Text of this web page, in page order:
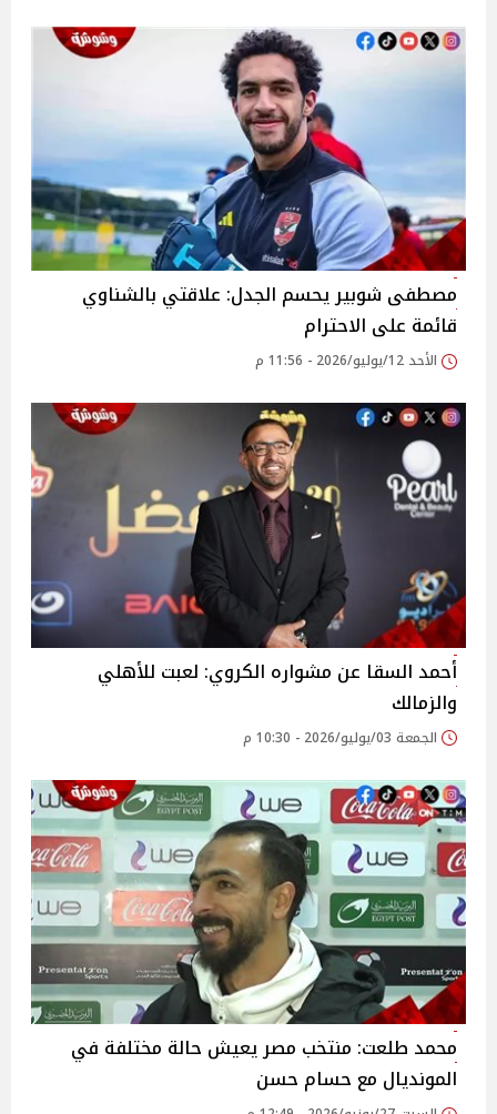
مصطفى شوبير يحسم الجدل: علاقتي بالشناوي
قائمة على الاحترام
الأحد 12/يوليو/2026 - 11:56 م
أحمد السقا عن مشواره الكروي: لعبت للأهلي
والزمالك
الجمعة 03/يوليو/2026 - 10:30 م
محمد طلعت: منتخب مصر يعيش حالة مختلفة في
المونديال مع حسام حسن